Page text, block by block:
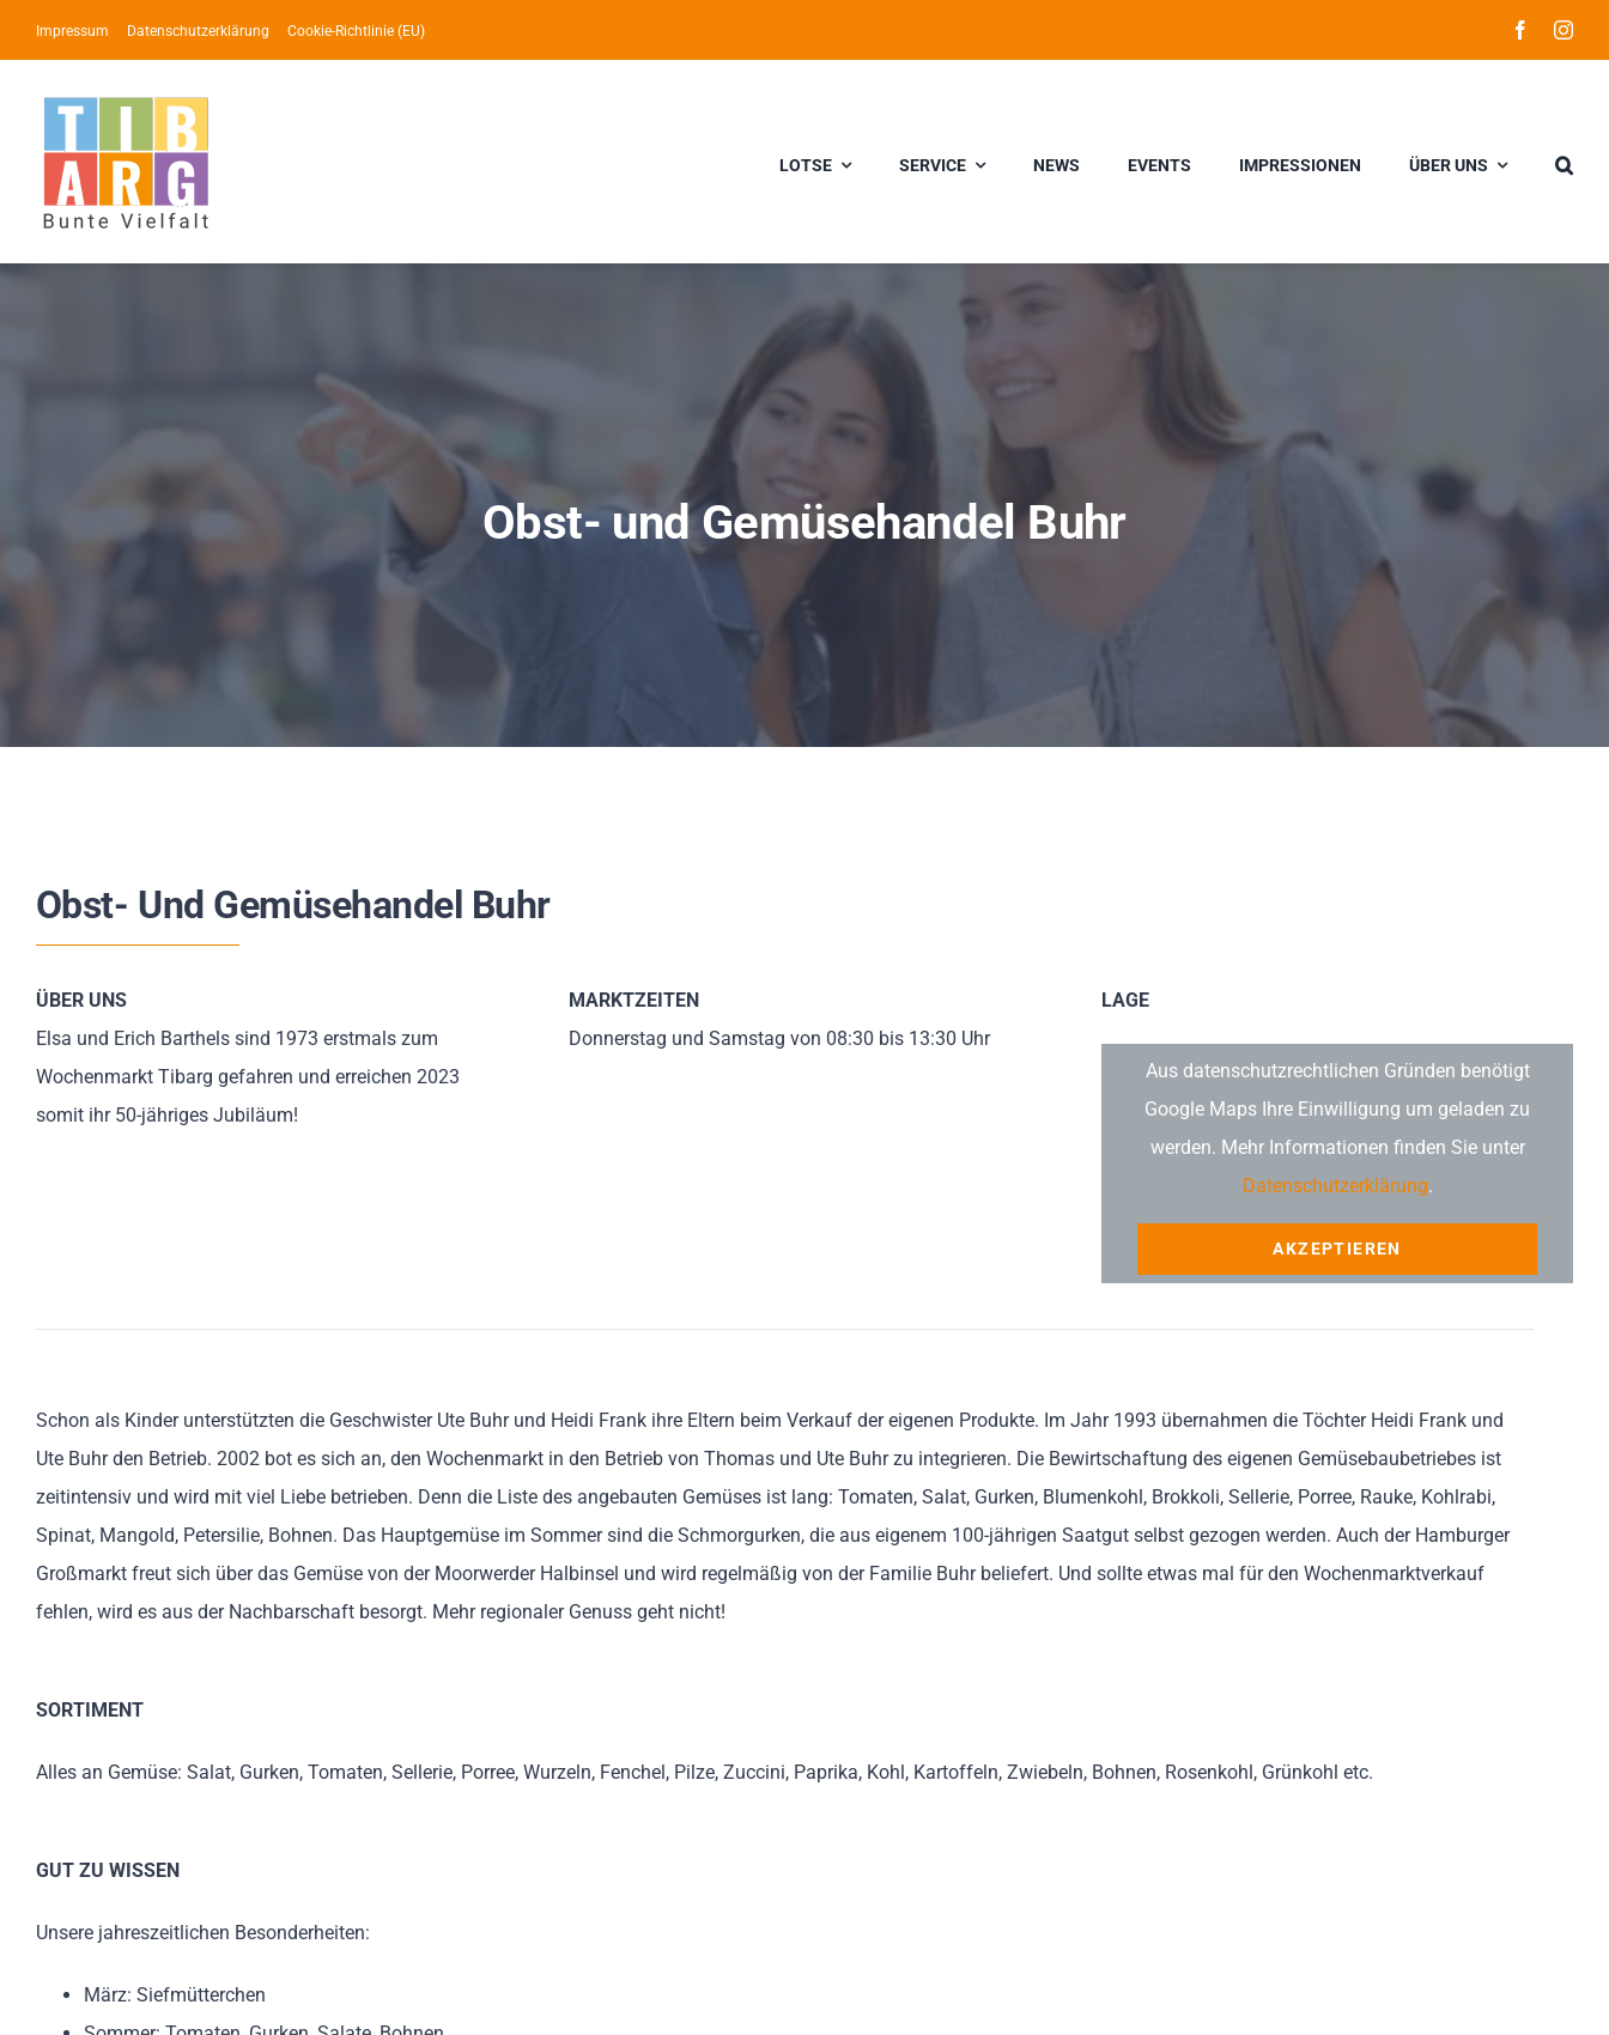
Inhalt
springen
Impressum Datenschutzerklärung Cookie-Richtlinie (EU)
LOTSE SERVICE NEWS EVENTS IMPRESSIONEN ÜBER UNS
Obst- und Gemüsehandel Buhr
Obst- Und Gemüsehandel Buhr
ÜBER UNS
Elsa und Erich Barthels sind 1973 erstmals zum
Wochenmarkt Tibarg gefahren und erreichen 2023
somit ihr 50-jähriges Jubiläum!
MARKTZEITEN
Donnerstag und Samstag von 08:30 bis 13:30 Uhr
LAGE
Aus datenschutzrechtlichen Gründen benötigt
Google Maps Ihre Einwilligung um geladen zu
werden. Mehr Informationen finden Sie unter
Datenschutzerklärung.
AKZEPTIEREN
Schon als Kinder unterstützten die Geschwister Ute Buhr und Heidi Frank ihre Eltern beim Verkauf der eigenen Produkte. Im Jahr 1993 übernahmen die Töchter Heidi Frank und
Ute Buhr den Betrieb. 2002 bot es sich an, den Wochenmarkt in den Betrieb von Thomas und Ute Buhr zu integrieren. Die Bewirtschaftung des eigenen Gemüsebaubetriebes ist
zeitintensiv und wird mit viel Liebe betrieben. Denn die Liste des angebauten Gemüses ist lang: Tomaten, Salat, Gurken, Blumenkohl, Brokkoli, Sellerie, Porree, Rauke, Kohlrabi,
Spinat, Mangold, Petersilie, Bohnen. Das Hauptgemüse im Sommer sind die Schmorgurken, die aus eigenem 100-jährigen Saatgut selbst gezogen werden. Auch der Hamburger
Großmarkt freut sich über das Gemüse von der Moorwerder Halbinsel und wird regelmäßig von der Familie Buhr beliefert. Und sollte etwas mal für den Wochenmarktverkauf
fehlen, wird es aus der Nachbarschaft besorgt. Mehr regionaler Genuss geht nicht!
SORTIMENT
Alles an Gemüse: Salat, Gurken, Tomaten, Sellerie, Porree, Wurzeln, Fenchel, Pilze, Zuccini, Paprika, Kohl, Kartoffeln, Zwiebeln, Bohnen, Rosenkohl, Grünkohl etc.
GUT ZU WISSEN
Unsere jahreszeitlichen Besonderheiten:
März: Siefmütterchen